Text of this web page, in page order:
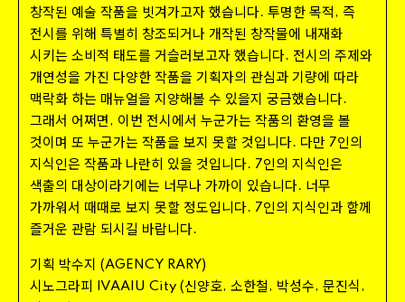
창작된 예술 작품을 빗겨가고자 했습니다. 투명한 목적, 즉
전시를 위해 특별히 창조되거나 개작된 창작물에 내재화
시키는 소비적 태도를 거슬러보고자 했습니다. 전시의 주제와
개연성을 가진 다양한 작품을 기획자의 관심과 기량에 따라
맥락화 하는 매뉴얼을 지양해볼 수 있을지 궁금했습니다.
그래서 어쩌면, 이번 전시에서 누군가는 작품의 환영을 볼
것이며 또 누군가는 작품을 보지 못할 것입니다. 다만 7인의
지식인은 작품과 나란히 있을 것입니다. 7인의 지식인은
색출의 대상이라기에는 너무나 가까이 있습니다. 너무
가까워서 때때로 보지 못할 정도입니다. 7인의 지식인과 함께
즐거운 관람 되시길 바랍니다.
기획 박수지 (AGENCY RARY)
시노그라피 IVAAIU City (신양호, 소한철, 박성수, 문진식,